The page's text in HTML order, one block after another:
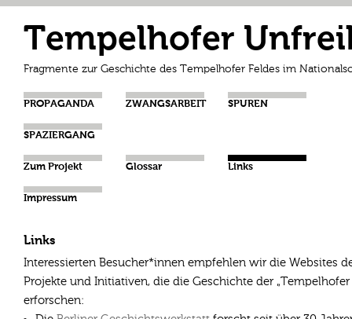
Tempelhofer
Fragmente zur Geschichte des Tempelhofer Feldes im
PROPAGANDA ZWANGSARBEIT SPUREN
SPAZIERGANG
Zum Projekt Glossar Links
Impressum
Links
Interessierten Besucher*innen empfehlen wir die Websites
Projekte und Initiativen, die die Geschichte der
erforschen: